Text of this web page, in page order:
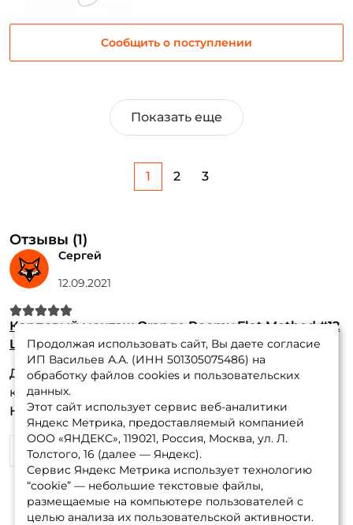
Сообщить о поступлении
Показать еще
1 2 3
Отзывы (1)
Сергей
12.09.2021
Карповый монтаж Orange Roomy Flat Method #12
Leadcore, усиленная, для бойла
Достоинства:Качество, удобство
крепления,надежность.
Недостатки:пока не нашел
0 0
Продолжая использовать сайт, Вы даете согласие
ИП Васильев А.А. (ИНН 501305075486) на
обработку файлов cookies и пользовательских
данных.
Этот сайт использует сервис веб-аналитики
Яндекс Метрика, предоставляемый компанией
ООО «ЯНДЕКС», 119021, Россия, Москва, ул. Л.
Толстого, 16 (далее — Яндекс).
Сервис Яндекс Метрика использует технологию
“cookie” — небольшие текстовые файлы,
размещаемые на компьютере пользователей с
целью анализа их пользовательской активности.